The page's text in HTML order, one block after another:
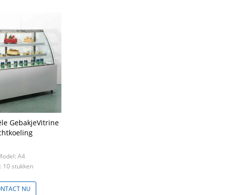
GebakjeVitrine
A4
10 stukken
NU